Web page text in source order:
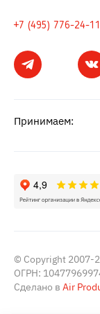
+7 (495) 776-24-11
Принимаем:
© Copyright 2007-
ОГРН:
Сделано в Air